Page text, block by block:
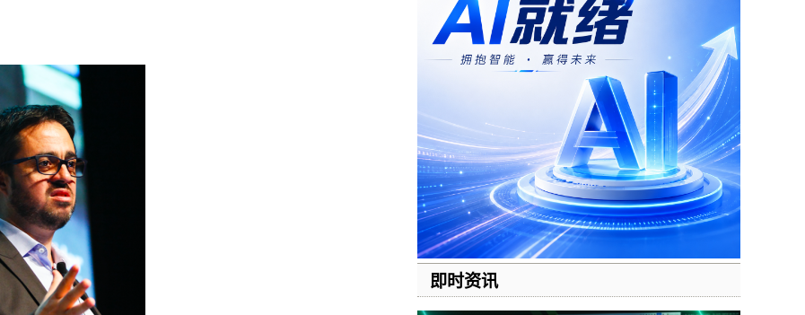
即时资讯